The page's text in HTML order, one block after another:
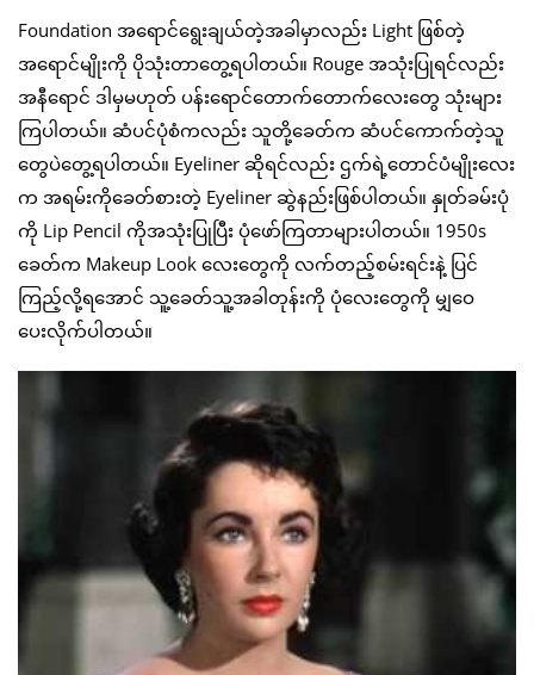
Foundation အရောင်ရွေးချယ်တဲ့အခါမှာလည်း Light ဖြစ်တဲ့
အရောင်မျိုးကို ပိုသုံးတာတွေ့ရပါတယ်။ Rouge အသုံးပြုရင်လည်း
အနီရောင် ဒါမှမဟုတ် ပန်းရောင်တောက်တောက်လေးတွေ သုံးများ
ကြပါတယ်။ ဆံပင်ပုံစံကလည်း သူတို့ခေတ်က ဆံပင်ကောက်တဲ့သူ
တွေပဲတွေ့ရပါတယ်။ Eyeliner ဆိုရင်လည်း ဌက်ရဲ့တောင်ပံမျိုးလေး
က အရမ်းကိုခေတ်စားတဲ့ Eyeliner ဆွဲနည်းဖြစ်ပါတယ်။ နှုတ်ခမ်းပုံ
ကို Lip Pencil ကိုအသုံးပြုပြီး ပုံဖော်ကြတာများပါတယ်။ 1950s
ခေတ်က Makeup Look လေးတွေကို လက်တည့်စမ်းရင်းနဲ့ ပြင်
ကြည့်လို့ရအောင် သူ့ခေတ်သူ့အခါတုန်းကို ပုံလေးတွေကို မျှဝေ
ပေးလိုက်ပါတယ်။